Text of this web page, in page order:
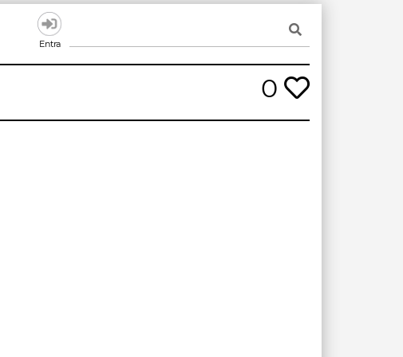
Entra
0